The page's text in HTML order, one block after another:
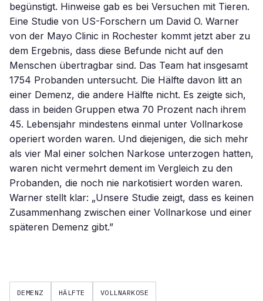
begünstigt. Hinweise gab es bei Versuchen mit Tieren.
Eine Studie von US-Forschern um David O. Warner
von der Mayo Clinic in Rochester kommt jetzt aber zu
dem Ergebnis, dass diese Befunde nicht auf den
Menschen übertragbar sind. Das Team hat insgesamt
1754 Probanden untersucht. Die Hälfte davon litt an
einer Demenz, die andere Hälfte nicht. Es zeigte sich,
dass in beiden Gruppen etwa 70 Prozent nach ihrem
45. Lebensjahr mindestens einmal unter Vollnarkose
operiert worden waren. Und diejenigen, die sich mehr
als vier Mal einer solchen Narkose unterzogen hatten,
waren nicht vermehrt dement im Vergleich zu den
Probanden, die noch nie narkotisiert worden waren.
Warner stellt klar: „Unsere Studie zeigt, dass es keinen
Zusammenhang zwischen einer Vollnarkose und einer
späteren Demenz gibt.”
DEMENZ HÄLFTE VOLLNARKOSE